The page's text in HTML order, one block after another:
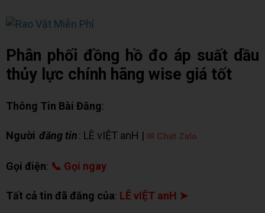
Phân phối đồng hồ đo áp suất dầu
thủy lực chính hãng wise giá tốt
Thông Tin Bài Đăng:
Người đăng tin: LÊ vIỆT anH | ✉ Chat Zalo
Gọi điện: 📞 Gọi ngay
Tất cả tin đã đăng của: LÊ vIỆT anH ➤